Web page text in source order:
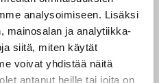
analysoimiseen. Lisäksi
mainosalan ja analytiikka-
siitä, miten käytät
voivat yhdistää näitä
antanut heille tai joita on
tarvittavaa